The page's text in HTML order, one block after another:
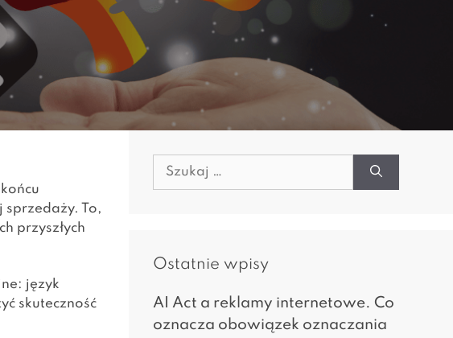
To,
przyszłych
język
skuteczność
Szukaj:
Ostatnie wpisy
AI Act a reklamy internetowe. Co
oznacza obowiązek oznaczania